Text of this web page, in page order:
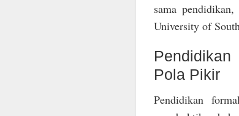
sama
University of
Pola Pikir
Pendidikan